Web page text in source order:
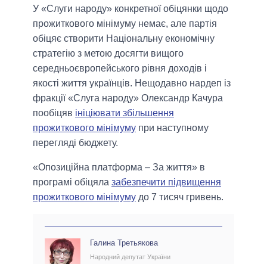
У «Слуги народу» конкретної обіцянки щодо
прожиткового мінімуму немає, але партія
обіцяє створити Національну економічну
стратегію з метою досягти вищого
середньоєвропейського рівня доходів і
якості життя українців. Нещодавно нардеп із
фракції «Слуга народу» Олександр Качура
пообіцяв ініціювати збільшення
прожиткового мінімуму при наступному
перегляді бюджету.
«Опозиційна платформа – За життя» в
програмі обіцяла забезпечити підвищення
прожиткового мінімуму до 7 тисяч гривень.
Галина Третьякова
Народний депутат України